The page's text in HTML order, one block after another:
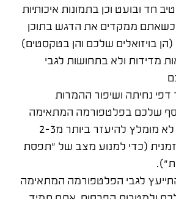
חד ובועט וכן בתמונות איכותיות
כשאתם ממקדים את הדגש בתוכן
בויזואלים שלכם והן בטקסטים)
מדידות ולא בתחושות לגבי
נחיתה ושיפור ההמרות
שלכם בפלטפורמה המתאימה
ביותר עבורכם. לא מומלץ להיעזר ביותר מ2-3
(כדי למנוע מצב של "תפסת
לגבי הפלטפורמה המתאימה